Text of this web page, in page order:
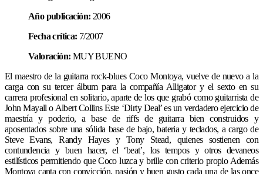
Año publicación: 2006
Fecha crítica: 7/2007
Valoración: MUY BUENO
El maestro de la guitarra rock-blues Coco Montoya, vuelve de nuevo a la
carga con su tercer álbum para la compañía Alligator y el sexto en su
carrera profesional en solitario, aparte de los que grabó como guitarrista de
John Mayall o Albert Collins Este ‘Dirty Deal’ es un verdadero ejercicio de
maestría y poderio, a base de riffs de guitarra bien construidos y
aposentados sobre una sólida base de bajo, bateria y teclados, a cargo de
Steve Evans, Randy Hayes y Tony Stead, quienes sostienen con
contundencia y buen hacer, el ‘beat’, los tempos y otros devaneos
estilísticos permitiendo que Coco luzca y brille con criterio propio Además
Montoya canta con convicción, pasión y buen gusto cada una de las once